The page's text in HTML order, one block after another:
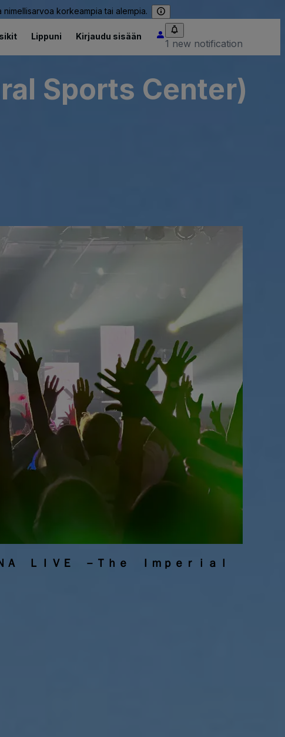
korkeampia tai alempia.
Lippuni Kirjaudu sisään
1 new notification
Sports Center)
Ａ ＬＩＶＥ －Ｔｈｅ Ｉｍｐｅｒｉａｌ